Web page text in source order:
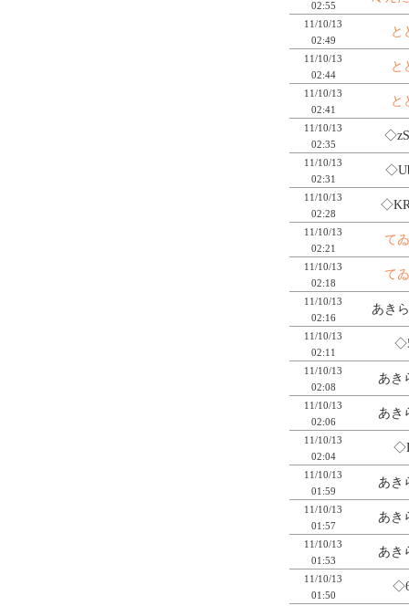
02:55
11/10/13
02:49
と
11/10/13
02:44
と
11/10/13
02:41
と
11/10/13
02:35
11/10/13
02:31
11/10/13
02:28
11/10/13
02:21
て
11/10/13
02:18
て
11/10/13
02:16
あき
11/10/13
02:11
11/10/13
02:08
あき
11/10/13
02:06
あき
11/10/13
02:04
11/10/13
01:59
あき
11/10/13
01:57
あき
11/10/13
01:53
あき
11/10/13
01:50